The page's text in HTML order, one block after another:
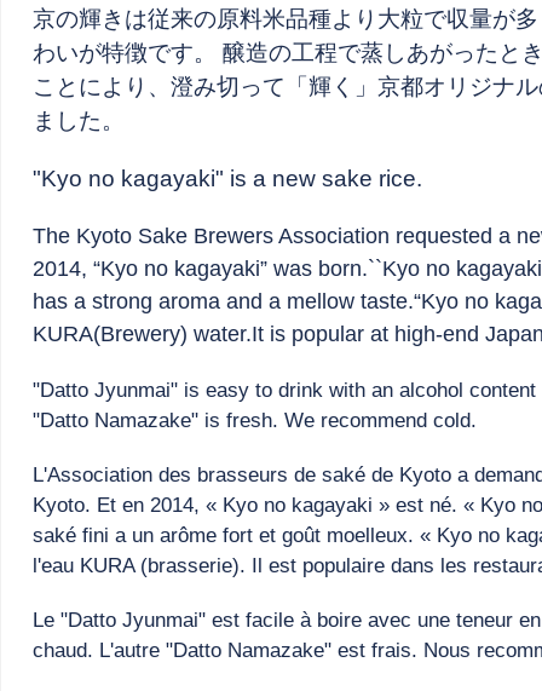
京の輝きは従来の原料米品種より大粒で収量が
わいが特徴です。 醸造の工程で蒸しあがったと
ことにより、澄み切って「輝く」京都オリジナ
ました。
"Kyo no kagayaki" is a new sake rice.
The Kyoto Sake Brewers Association requested a
2014, “Kyo no kagayaki” was born.``Kyo no
has a strong aroma and a mellow taste.“Kyo no
KURA(Brewery) water.It is popular at high-end
"Datto Jyunmai" is easy to drink with an alcohol
"Datto Namazake" is fresh. We recommend cold.
L'Association des brasseurs de saké de Kyoto a
Kyoto. Et en 2014, « Kyo no kagayaki » est né. « Kyo
saké fini a un arôme fort et goût moelleux. « Kyo no
l'eau KURA (brasserie). Il est populaire dans les
Le "Datto Jyunmai" est facile à boire avec une teneur
chaud. L'autre "Datto Namazake" est frais. Nous